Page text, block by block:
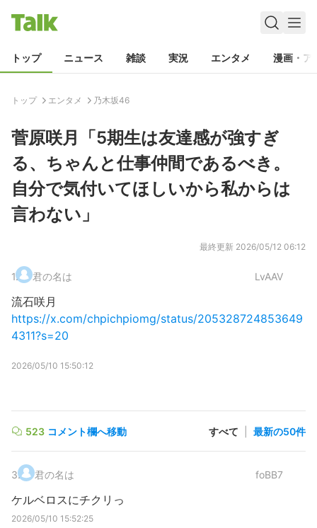
トップ ニュース 雑談 実況 エンタメ 漫画・ア
トップ エンタメ 乃木坂46
菅原咲月「5期生は友達感が強すぎ
る、ちゃんと仕事仲間であるべき。
自分で気付いてほしいから私からは
言わない」
最終更新 2026/05/12 06:12
1. 君の名は LvAAV
流石咲月
https://x.com/chpichpiomg/status/205328724853649
4311?s=20
2026/05/10 15:50:12
523 コメント欄へ移動 すべて 最新の50件
3. 君の名は foBB7
ケルベロスにチクリっ
2026/05/10 15:52:25